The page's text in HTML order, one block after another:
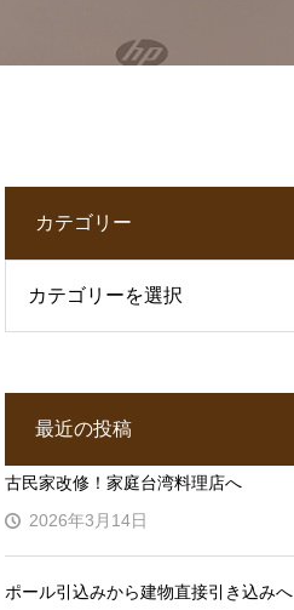
カテゴリー
最近の投稿
古民家改修！家庭台湾料理店へ
2026年3月14日
ポール引込みから建物直接引き込みへ